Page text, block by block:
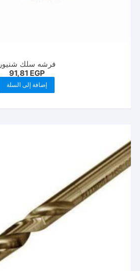
فرشه سلك شنيور
91,81 EGP
إضافة إلى السلة